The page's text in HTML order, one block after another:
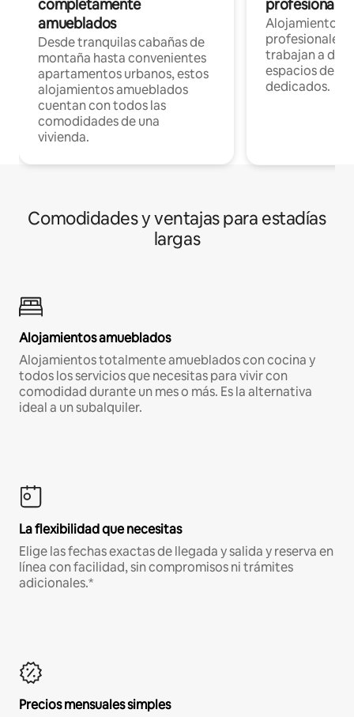
completamente
amueblados
Desde tranquilas cabañas de
montaña hasta convenientes
apartamentos urbanos, estos
alojamientos amueblados
cuentan con todos las
comodidades de una
vivienda.
Alojamientos
profesionales
trabajan a
espacios de
dedicados.
Comodidades y ventajas para estadías
largas
Alojamientos amueblados
Alojamientos totalmente amueblados con cocina y
todos los servicios que necesitas para vivir con
comodidad durante un mes o más. Es la alternativa
ideal a un subalquiler.
La flexibilidad que necesitas
Elige las fechas exactas de llegada y salida y reserva en
línea con facilidad, sin compromisos ni trámites
adicionales.*
Precios mensuales simples